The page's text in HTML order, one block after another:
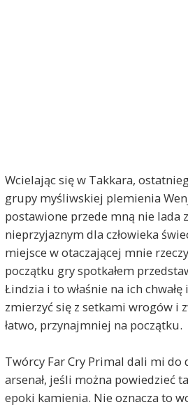
Wcielając się w Takkara,
grupy myśliwskiej plemienia
postawione przede mną nie lada
nieprzyjaznym dla człowieka
miejsce w otaczającej mnie
początku gry spotkałem
Łindzia i to właśnie na ich
zmierzyć się z setkami wrogów i
łatwo, przynajmniej na początku.
Twórcy Far Cry Primal dali mi do
arsenał, jeśli można powiedzieć
epoki kamienia. Nie oznacza to